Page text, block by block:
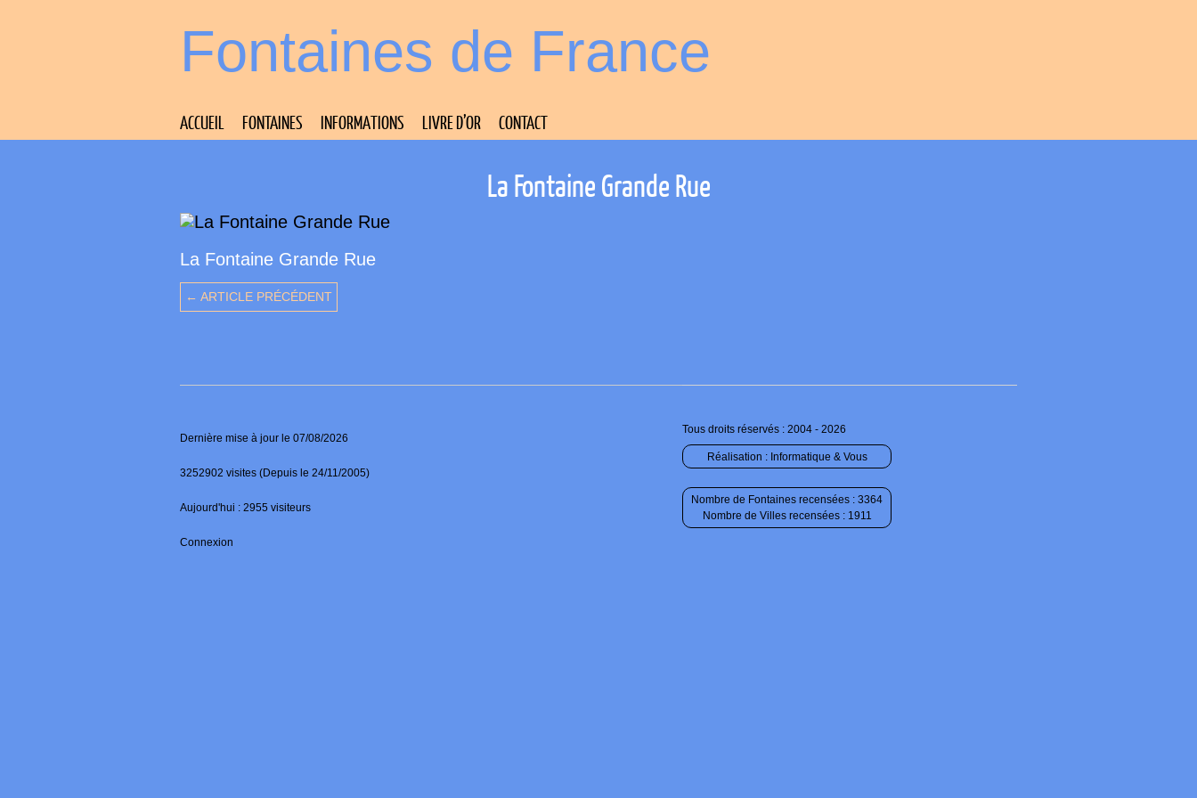
Fontaines de France
ACCUEIL FONTAINES INFORMATIONS LIVRE D’OR CONTACT
La Fontaine Grande Rue
La Fontaine Grande Rue
← ARTICLE PRÉCÉDENT
Dernière mise à jour le 07/08/2026
3252902 visites (Depuis le 24/11/2005)
Aujourd'hui : 2955 visiteurs
Connexion
Tous droits réservés : 2004 - 2026
Réalisation : Informatique & Vous
Nombre de Fontaines recensées : 3364
Nombre de Villes recensées : 1911